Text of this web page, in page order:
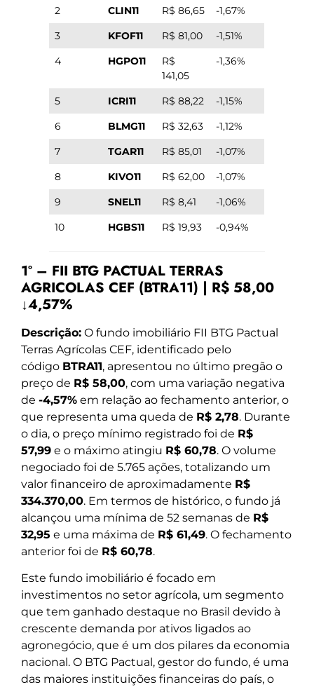
2
CLIN11 R$ 86,65
-1,67%
3
KFOF11 R$ 81,00
-1,51%
4
HGPO11
R$
141,05
-1,36%
5 ICRI11 R$ 88,22
-1,15%
6
BLMG11 R$ 32,63
-1,12%
7
TGAR11 R$ 85,01
-1,07%
8
KIVO11 R$ 62,00
-1,07%
9
SNEL11 R$ 8,41
-1,06%
10
HGBS11 R$ 19,93 -0,94%
1º – FII BTG PACTUAL TERRAS
AGRICOLAS CEF (BTRA11) | R$ 58,00
↓4,57%
Descrição: O fundo imobiliário FII BTG Pactual
Terras Agrícolas CEF, identificado pelo
código BTRA11, apresentou no último pregão o
preço de R$ 58,00, com uma variação negativa
de -4,57% em relação ao fechamento anterior, o
que representa uma queda de R$ 2,78. Durante
o dia, o preço mínimo registrado foi de R$
57,99 e o máximo atingiu R$ 60,78. O volume
negociado foi de 5.765 ações, totalizando um
valor financeiro de aproximadamente R$
334.370,00. Em termos de histórico, o fundo já
alcançou uma mínima de 52 semanas de R$
32,95 e uma máxima de R$ 61,49. O fechamento
anterior foi de R$ 60,78.
Este fundo imobiliário é focado em
investimentos no setor agrícola, um segmento
que tem ganhado destaque no Brasil devido à
crescente demanda por ativos ligados ao
agronegócio, que é um dos pilares da economia
nacional. O BTG Pactual, gestor do fundo, é uma
das maiores instituições financeiras do país, o